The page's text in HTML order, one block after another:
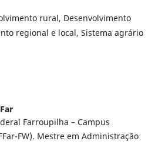
rural, Desenvolvimento
regional e local, Sistema agrário
Farroupilha – Campus
FW). Mestre em Administração